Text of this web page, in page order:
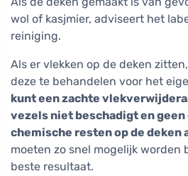
wol of kasjmier, adviseert het
reiniging.
Als er vlekken op de deken
deze te behandelen voor het
kunt een zachte
vezels niet beschadigt en geen
chemische resten op de deken
moeten zo snel mogelijk worden
beste resultaat.